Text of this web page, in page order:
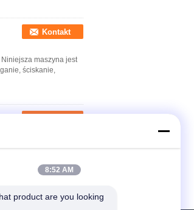
Kontakt
maszyna jest
ściskanie,
wyposażenia
z mechaniczną
8:52 AM
product are you looking